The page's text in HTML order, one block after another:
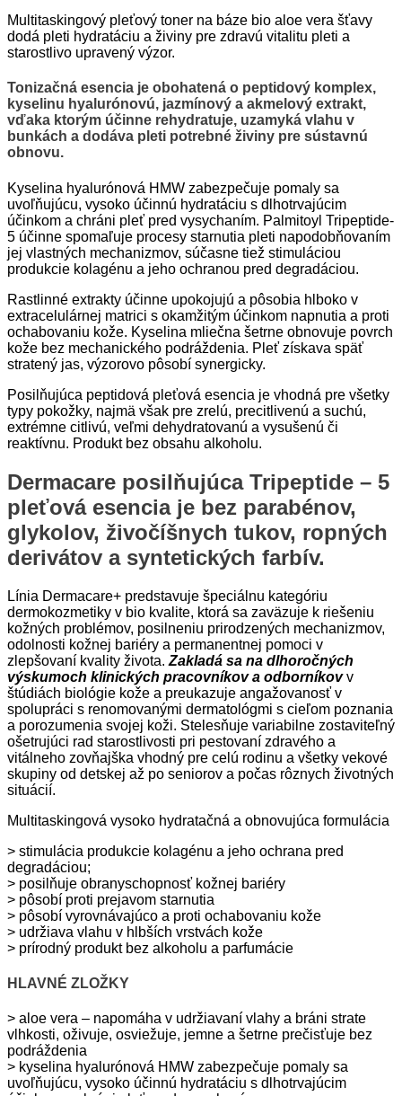
Multitaskingový pleťový toner na báze bio aloe vera šťavy
dodá pleti hydratáciu a živiny pre zdravú vitalitu pleti a
starostlivo upravený výzor.
Tonizačná esencia je obohatená o peptidový komplex,
kyselinu hyalurónovú, jazmínový a akmelový extrakt,
vďaka ktorým účinne rehydratuje, uzamyká vlahu v
bunkách a dodáva pleti potrebné živiny pre sústavnú
obnovu.
Kyselina hyalurónová HMW zabezpečuje pomaly sa
uvoľňujúcu, vysoko účinnú hydratáciu s dlhotrvajúcim
účinkom a chráni pleť pred vysychaním. Palmitoyl Tripeptide-
5 účinne spomaľuje procesy starnutia pleti napodobňovaním
jej vlastných mechanizmov, súčasne tiež stimuláciou
produkcie kolagénu a jeho ochranou pred degradáciou.
Rastlinné extrakty účinne upokojujú a pôsobia hlboko v
extracelulárnej matrici s okamžitým účinkom napnutia a proti
ochabovaniu kože. Kyselina mliečna šetrne obnovuje povrch
kože bez mechanického podráždenia. Pleť získava späť
stratený jas, výzorovo pôsobí synergicky.
Posilňujúca peptidová pleťová esencia je vhodná pre všetky
typy pokožky, najmä však pre zrelú, precitlivenú a suchú,
extrémne citlivú, veľmi dehydratovanú a vysušenú či
reaktívnu. Produkt bez obsahu alkoholu.
Dermacare posilňujúca Tripeptide – 5
pleťová esencia je bez parabénov,
glykolov, živočíšnych tukov, ropných
derivátov a syntetických farbív.
Línia Dermacare+ predstavuje špeciálnu kategóriu
dermokozmetiky v bio kvalite, ktorá sa zaväzuje k riešeniu
kožných problémov, posilneniu prirodzených mechanizmov,
odolnosti kožnej bariéry a permanentnej pomoci v
zlepšovaní kvality života. Zakladá sa na dlhoročných
výskumoch klinických pracovníkov a odborníkovv
štúdiách biológie kože a preukazuje angažovanosť v
spolupráci s renomovanými dermatológmi s cieľom poznania
a porozumenia svojej koži. Stelesňuje variabilne zostaviteľný
ošetrujúci rad starostlivosti pri pestovaní zdravého a
vitálneho zovňajška vhodný pre celú rodinu a všetky vekové
skupiny od detskej až po seniorov a počas rôznych životných
situácií.
Multitaskingová vysoko hydratačná a obnovujúca formulácia
> stimulácia produkcie kolagénu a jeho ochrana pred
degradáciou;
> posilňuje obranyschopnosť kožnej bariéry
> pôsobí proti prejavom starnutia
> pôsobí vyrovnávajúco a proti ochabovaniu kože
> udržiava vlahu v hlbších vrstvách kože
> prírodný produkt bez alkoholu a parfumácie
HLAVNÉ ZLOŽKY
> aloe vera – napomáha v udržiavaní vlahy a bráni strate
vlhkosti, oživuje, osviežuje, jemne a šetrne prečisťuje bez
podráždenia
> kyselina hyalurónová HMW zabezpečuje pomaly sa
uvoľňujúcu, vysoko účinnú hydratáciu s dlhotrvajúcim